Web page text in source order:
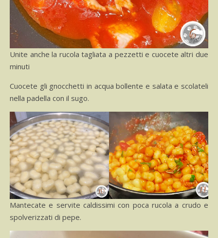
Unite anche la rucola tagliata a pezzetti e cuocete altri due
minuti
Cuocete gli gnocchetti in acqua bollente e salata e scolateli
nella padella con il sugo.
Mantecate e servite caldissimi con poca rucola a crudo e
spolverizzati di pepe.